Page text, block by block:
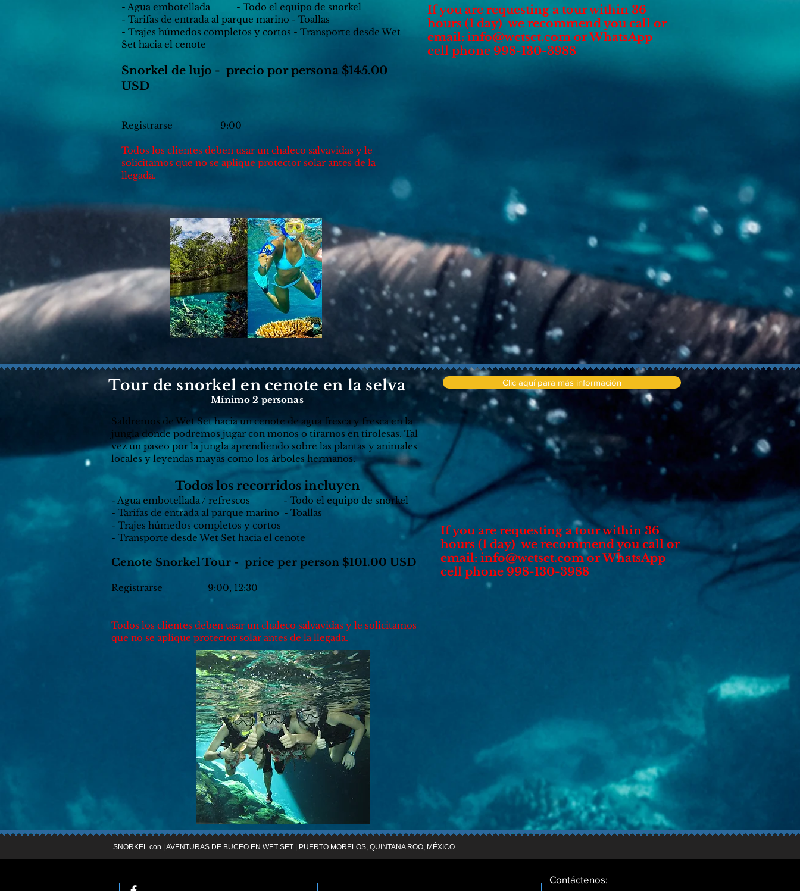
- Agua embotellada - Todo el equipo de snorkel
- Tarifas de entrada al parque marino - Toallas
- Trajes húmedos completos y cortos - Transporte desde Wet
Set hacia el cenote
Snorkel de lujo - precio por persona $145.00
USD
Registrarse 9:00
Todos los clientes deben usar un chaleco salvavidas y le
solicitamos que no se aplique protector solar antes de la
llegada.
If you are requesting a tour within 36
hours (1 day) we recommend you call or
email: info@wetset.com or WhatsApp
cell phone 998-130-3988
Tour de snorkel en cenote en la selva
Mínimo 2 personas
Saldremos de Wet Set hacia un cenote de agua fresca y fresca en la
jungla donde podremos jugar con monos o tirarnos en tirolesas. Tal
vez un paseo por la jungla aprendiendo sobre las plantas y animales
locales y leyendas mayas como los árboles hermanos.
Todos los recorridos incluyen
- Agua embotellada / refrescos - Todo el equipo de snorkel
- Tarifas de entrada al parque marino - Toallas
- Trajes húmedos completos y cortos
- Transporte desde Wet Set hacia el cenote
Cenote Snorkel Tour - price per person $101.00 USD
Registrarse 9:00, 12:30
Todos los clientes deben usar un chaleco salvavidas y le solicitamos
que no se aplique protector solar antes de la llegada.
Clic aquí para más información
If you are requesting a tour within 36
hours (1 day) we recommend you call or
email: info@wetset.comor WhatsApp
cell phone 998-130-3988
SNORKEL con | AVENTURAS DE BUCEO EN WET SET | PUERTO MORELOS, QUINTANA ROO, MÉXICO
Contáctenos: